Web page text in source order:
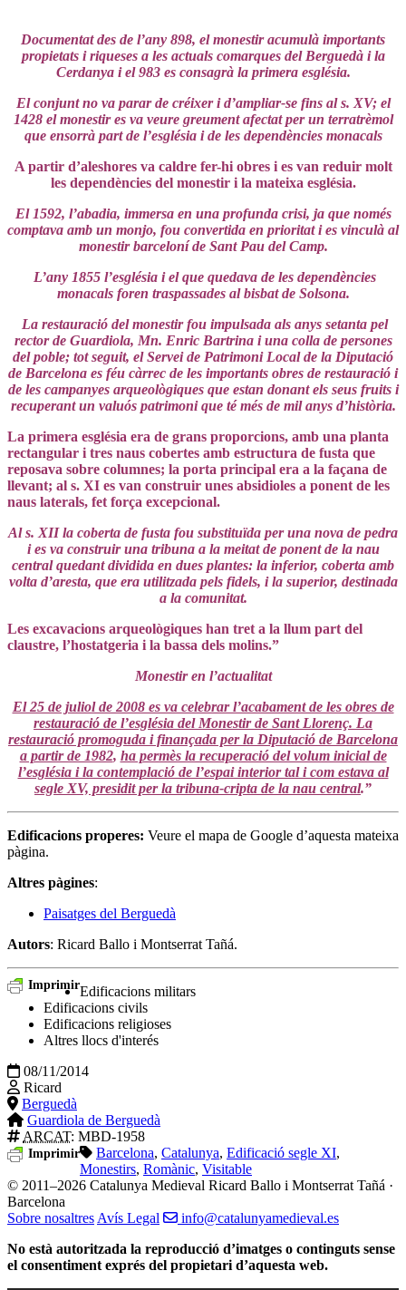
Documentat des de l’any 898, el monestir acumulà importants
propietats i riqueses a les actuals comarques del Berguedà i la
Cerdanya i el 983 es consagrà la primera església.
El conjunt no va parar de créixer i d’ampliar-se fins al s. XV; el
1428 el monestir es va veure greument afectat per un terratrèmol
que ensorrà part de l’església i de les dependències monacals
A partir d’aleshores va caldre fer-hi obres i es van reduir molt
les dependències del monestir i la mateixa església.
El 1592, l’abadia, immersa en una profunda crisi, ja que només
comptava amb un monjo, fou convertida en prioritat i es vinculà al
monestir barceloní de Sant Pau del Camp.
L’any 1855 l’església i el que quedava de les dependències
monacals foren traspassades al bisbat de Solsona.
La restauració del monestir fou impulsada als anys setanta pel
rector de Guardiola, Mn. Enric Bartrina i una colla de persones
del poble; tot seguit, el Servei de Patrimoni Local de la Diputació
de Barcelona es féu càrrec de les importants obres de restauració i
de les campanyes arqueològiques que estan donant els seus fruits i
recuperant un valuós patrimoni que té més de mil anys d’història.
La primera església era de grans proporcions, amb una planta
rectangular i tres naus cobertes amb estructura de fusta que
reposava sobre columnes; la porta principal era a la façana de
llevant; al s. XI es van construir unes absidioles a ponent de les
naus laterals, fet força excepcional.
Al s. XII la coberta de fusta fou substituïda per una nova de pedra
i es va construir una tribuna a la meitat de ponent de la nau
central quedant dividida en dues plantes: la inferior, coberta amb
volta d’aresta, que era utilitzada pels fidels, i la superior, destinada
a la comunitat.
Les excavacions arqueològiques han tret a la llum part del
claustre, l’hostatgeria i la bassa dels molins.”
Monestir en l’actualitat
El 25 de juliol de 2008 es va celebrar l’acabament de les obres de
restauració de l’església del Monestir de Sant Llorenç. La
restauració promoguda i finançada per la Diputació de Barcelona
a partir de 1982, ha permès la recuperació del volum inicial de
l’església i la contemplació de l’espai interior tal i com estava al
segle XV, presidit per la tribuna-cripta de la nau central.”
Edificacions properes: Veure el mapa de Google d’aquesta mateixa
pàgina.
Altres pàgines:
Paisatges del Berguedà
Autors: Ricard Ballo i Montserrat Tañá.
ImprimirEdificacions militars
Edificacions civils
Edificacions religioses
Altres llocs d'interés
08/11/2014
Ricard
Berguedà
Guardiola de Berguedà
ARCAT: MBD-1958
Imprimir Barcelona, Catalunya, Edificació segle XI,
Monestirs, Romànic, Visitable
© 2011–2026 Catalunya Medieval Ricard Ballo i Montserrat Tañá ·
Barcelona
Sobre nosaltres Avís Legal
info@catalunyamedieval.es
No està autoritzada la reproducció d’imatges o continguts sense
el consentiment exprés del propietari d’aquesta web.